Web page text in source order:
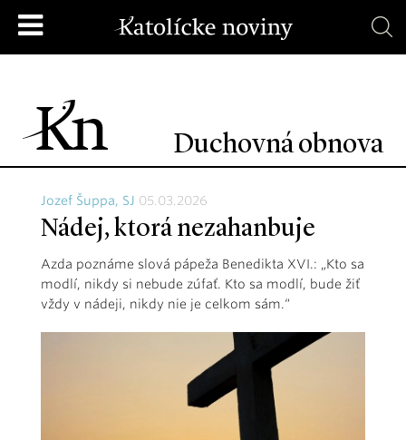
Duchovná obnova
Jozef Šuppa, SJ 05.03.2026
Nádej, ktorá nezahanbuje
Azda poznáme slová pápeža Benedikta XVI.: „Kto sa
modlí, nikdy si nebude zúfať. Kto sa modlí, bude žiť
vždy v nádeji, nikdy nie je celkom sám.“